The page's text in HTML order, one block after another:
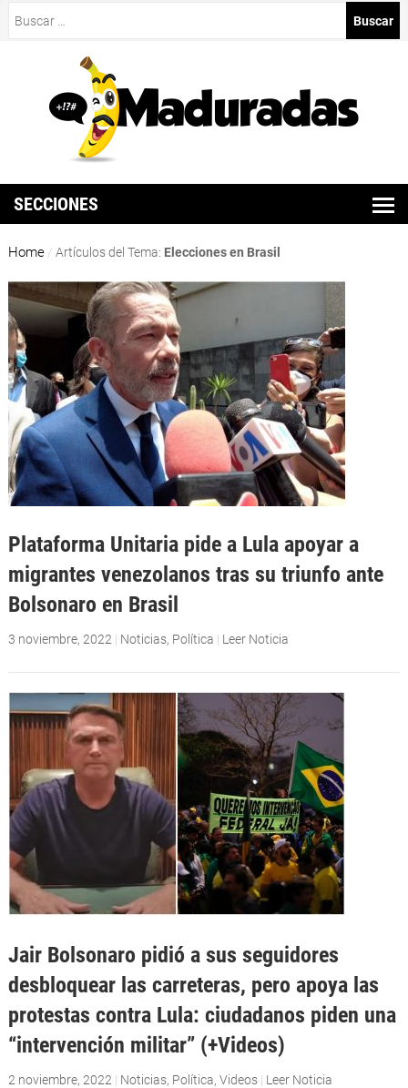
SECCIONES
Home / Artículos del Tema: Elecciones en Brasil
Plataforma Unitaria pide a Lula apoyar a
migrantes venezolanos tras su triunfo ante
Bolsonaro en Brasil
3 noviembre, 2022| Noticias, Política | Leer Noticia
Jair Bolsonaro pidió a sus seguidores
desbloquear las carreteras, pero apoya las
protestas contra Lula: ciudadanos piden una
“intervención militar” (+Videos)
2 noviembre, 2022 | Noticias, Política, Videos | Leer Noticia